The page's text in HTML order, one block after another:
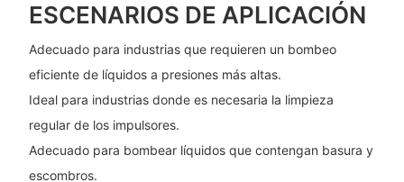
ESCENARIOS DE APLICACIÓN
Adecuado para industrias que requieren un bombeo
eficiente de líquidos a presiones más altas.
Ideal para industrias donde es necesaria la limpieza
regular de los impulsores.
Adecuado para bombear líquidos que contengan basura y
escombros.